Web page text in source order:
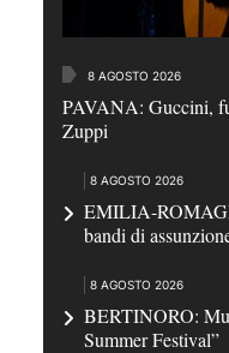
8 AGOSTO 2026
PAVANA: Guccini,
Zuppi
8 AGOSTO 2026
EMILIA-
bandi di
8 AGOSTO 2026
BERTINORO:
Summer Festival”